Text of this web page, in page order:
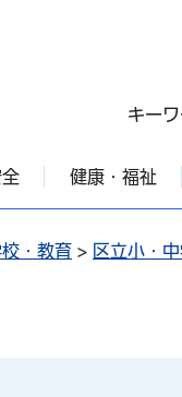
キー
健康・福祉
・教育 > 区立小・